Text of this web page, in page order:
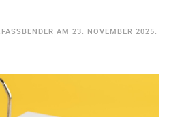
AM 23. NOVEMBER 2025.